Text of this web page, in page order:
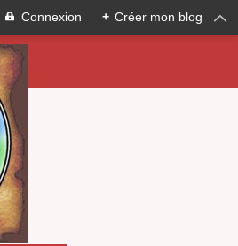
Connexion + Créer mon blog